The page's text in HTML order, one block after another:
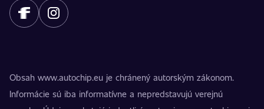
Obsah www.autochip.eu je chránený autorským zákonom.
Informácie sú iba informatívne a nepredstavujú verejnú